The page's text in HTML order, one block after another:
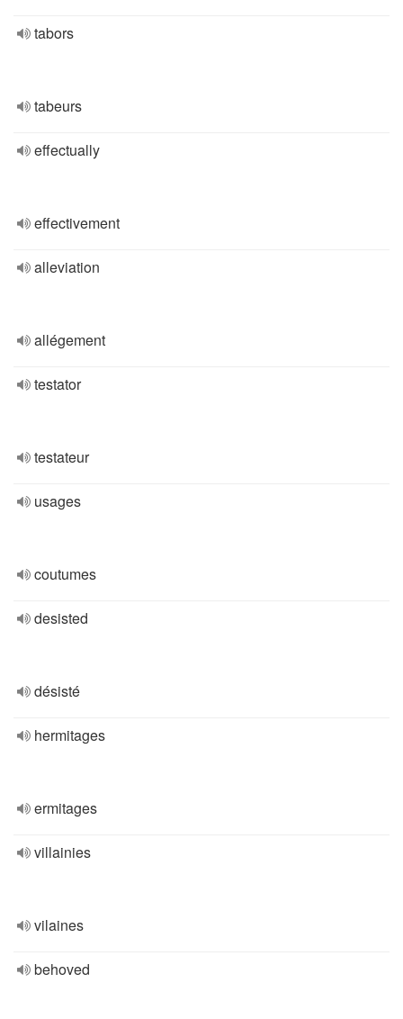
tabors
tabeurs
effectually
effectivement
alleviation
allégement
testator
testateur
usages
coutumes
desisted
désisté
hermitages
ermitages
villainies
vilaines
behoved